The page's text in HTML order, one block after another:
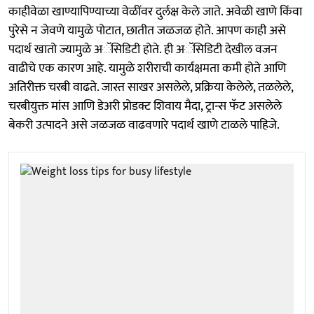
काहीवेळा खाण्यापिण्याच्या वेळींवर दुर्लक्ष केले जाते. अवेळी खाणे किंवा
पुरेसे न जेवणे यामुळे पोटात, छातीत जळजळ होते. आपण काही असे
पदार्थ खातो ज्यामुळे अॅसिडिटी होते. ही अॅसिडिटी देखील वजन
वाढीचे एक कारण आहे. यामुळे शरीराची कार्यक्षमता कमी होते आणि
अतिरीक्त चरबी वाढते. जास्त साखर असलेले, प्रक्रिया केलेले, तळलेले,
चरबीयुक्त मांस आणि डेअरी प्रोडक्ट शिवाय मैदा, ट्रान्स फॅट असलेले
बेकरी उत्पादने असे जळजळ वाढवणारे पदार्थ खाणे टाळले पाहिजे.